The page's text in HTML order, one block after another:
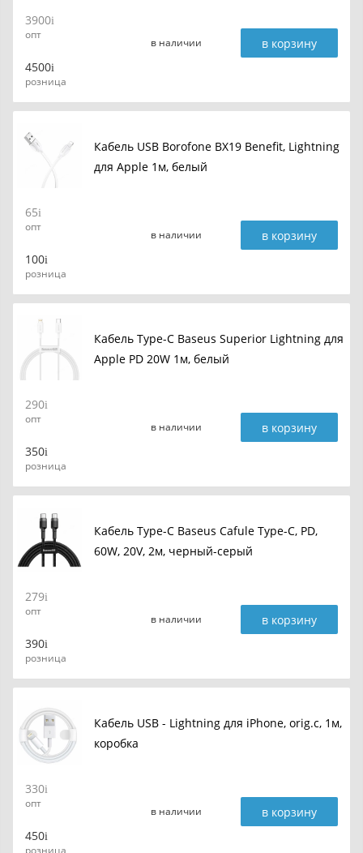
3900
опт
4500
розница
в наличии в корзину
Кабель USB Borofone BX19 Benefit, Lightning
для Apple 1м, белый
65
опт
100
розница
в наличии в корзину
Кабель Type-C Baseus Superior Lightning для
Apple PD 20W 1м, белый
290
опт
350
розница
в наличии в корзину
Кабель Type-C Baseus Cafule Type-C, PD,
60W, 20V, 2м, черный-серый
279
опт
390
розница
в наличии в корзину
Кабель USB - Lightning для iPhone, orig.c, 1м,
коробка
330
опт
450
розница
в наличии в корзину